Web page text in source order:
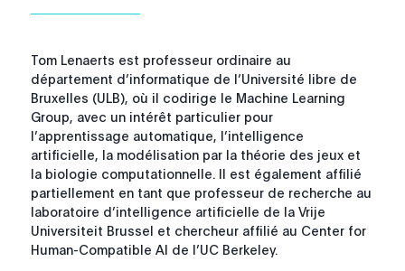
Tom Lenaerts est professeur ordinaire au
département d’informatique de l’Université libre de
Bruxelles (ULB), où il codirige le Machine Learning
Group, avec un intérêt particulier pour
l’apprentissage automatique, l’intelligence
artificielle, la modélisation par la théorie des jeux et
la biologie computationnelle. Il est également affilié
partiellement en tant que professeur de recherche au
laboratoire d’intelligence artificielle de la Vrije
Universiteit Brussel et chercheur affilié au Center for
Human-Compatible AI de l’UC Berkeley.